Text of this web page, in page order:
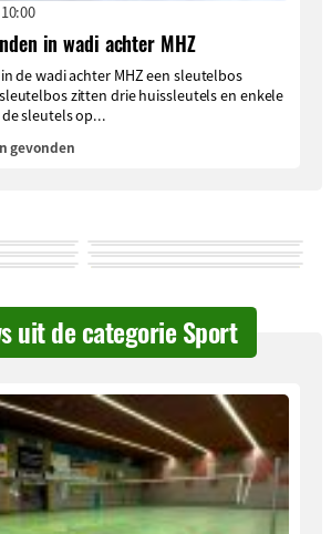
in wadi achter MHZ
de wadi achter MHZ een sleutelbos
zitten drie huissleutels en enkele
sleutels op...
gevonden
uit de categorie Sport